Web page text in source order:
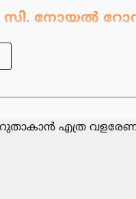
നോയല്‍